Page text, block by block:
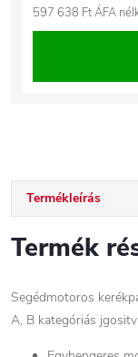
597 638 Ft ÁFA
Termékleírás
Termék
Segédmotoros
A, B kategóriás